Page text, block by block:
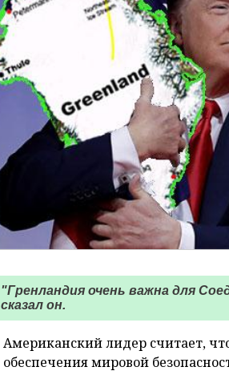
"Гренландия очень важна для
сказал он.
Американский лидер считает,
обеспечения мировой